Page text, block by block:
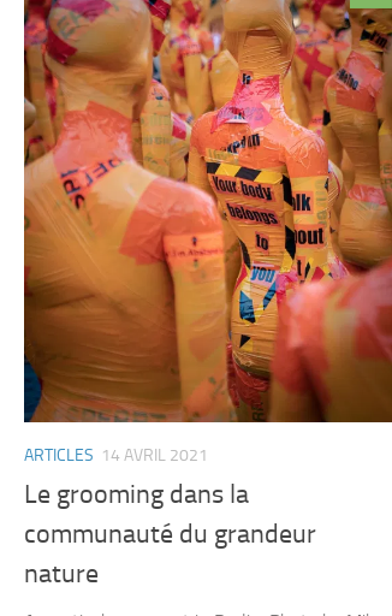
ARTICLES 14 AVRIL 2021
Le grooming dans la
communauté du grandeur
nature